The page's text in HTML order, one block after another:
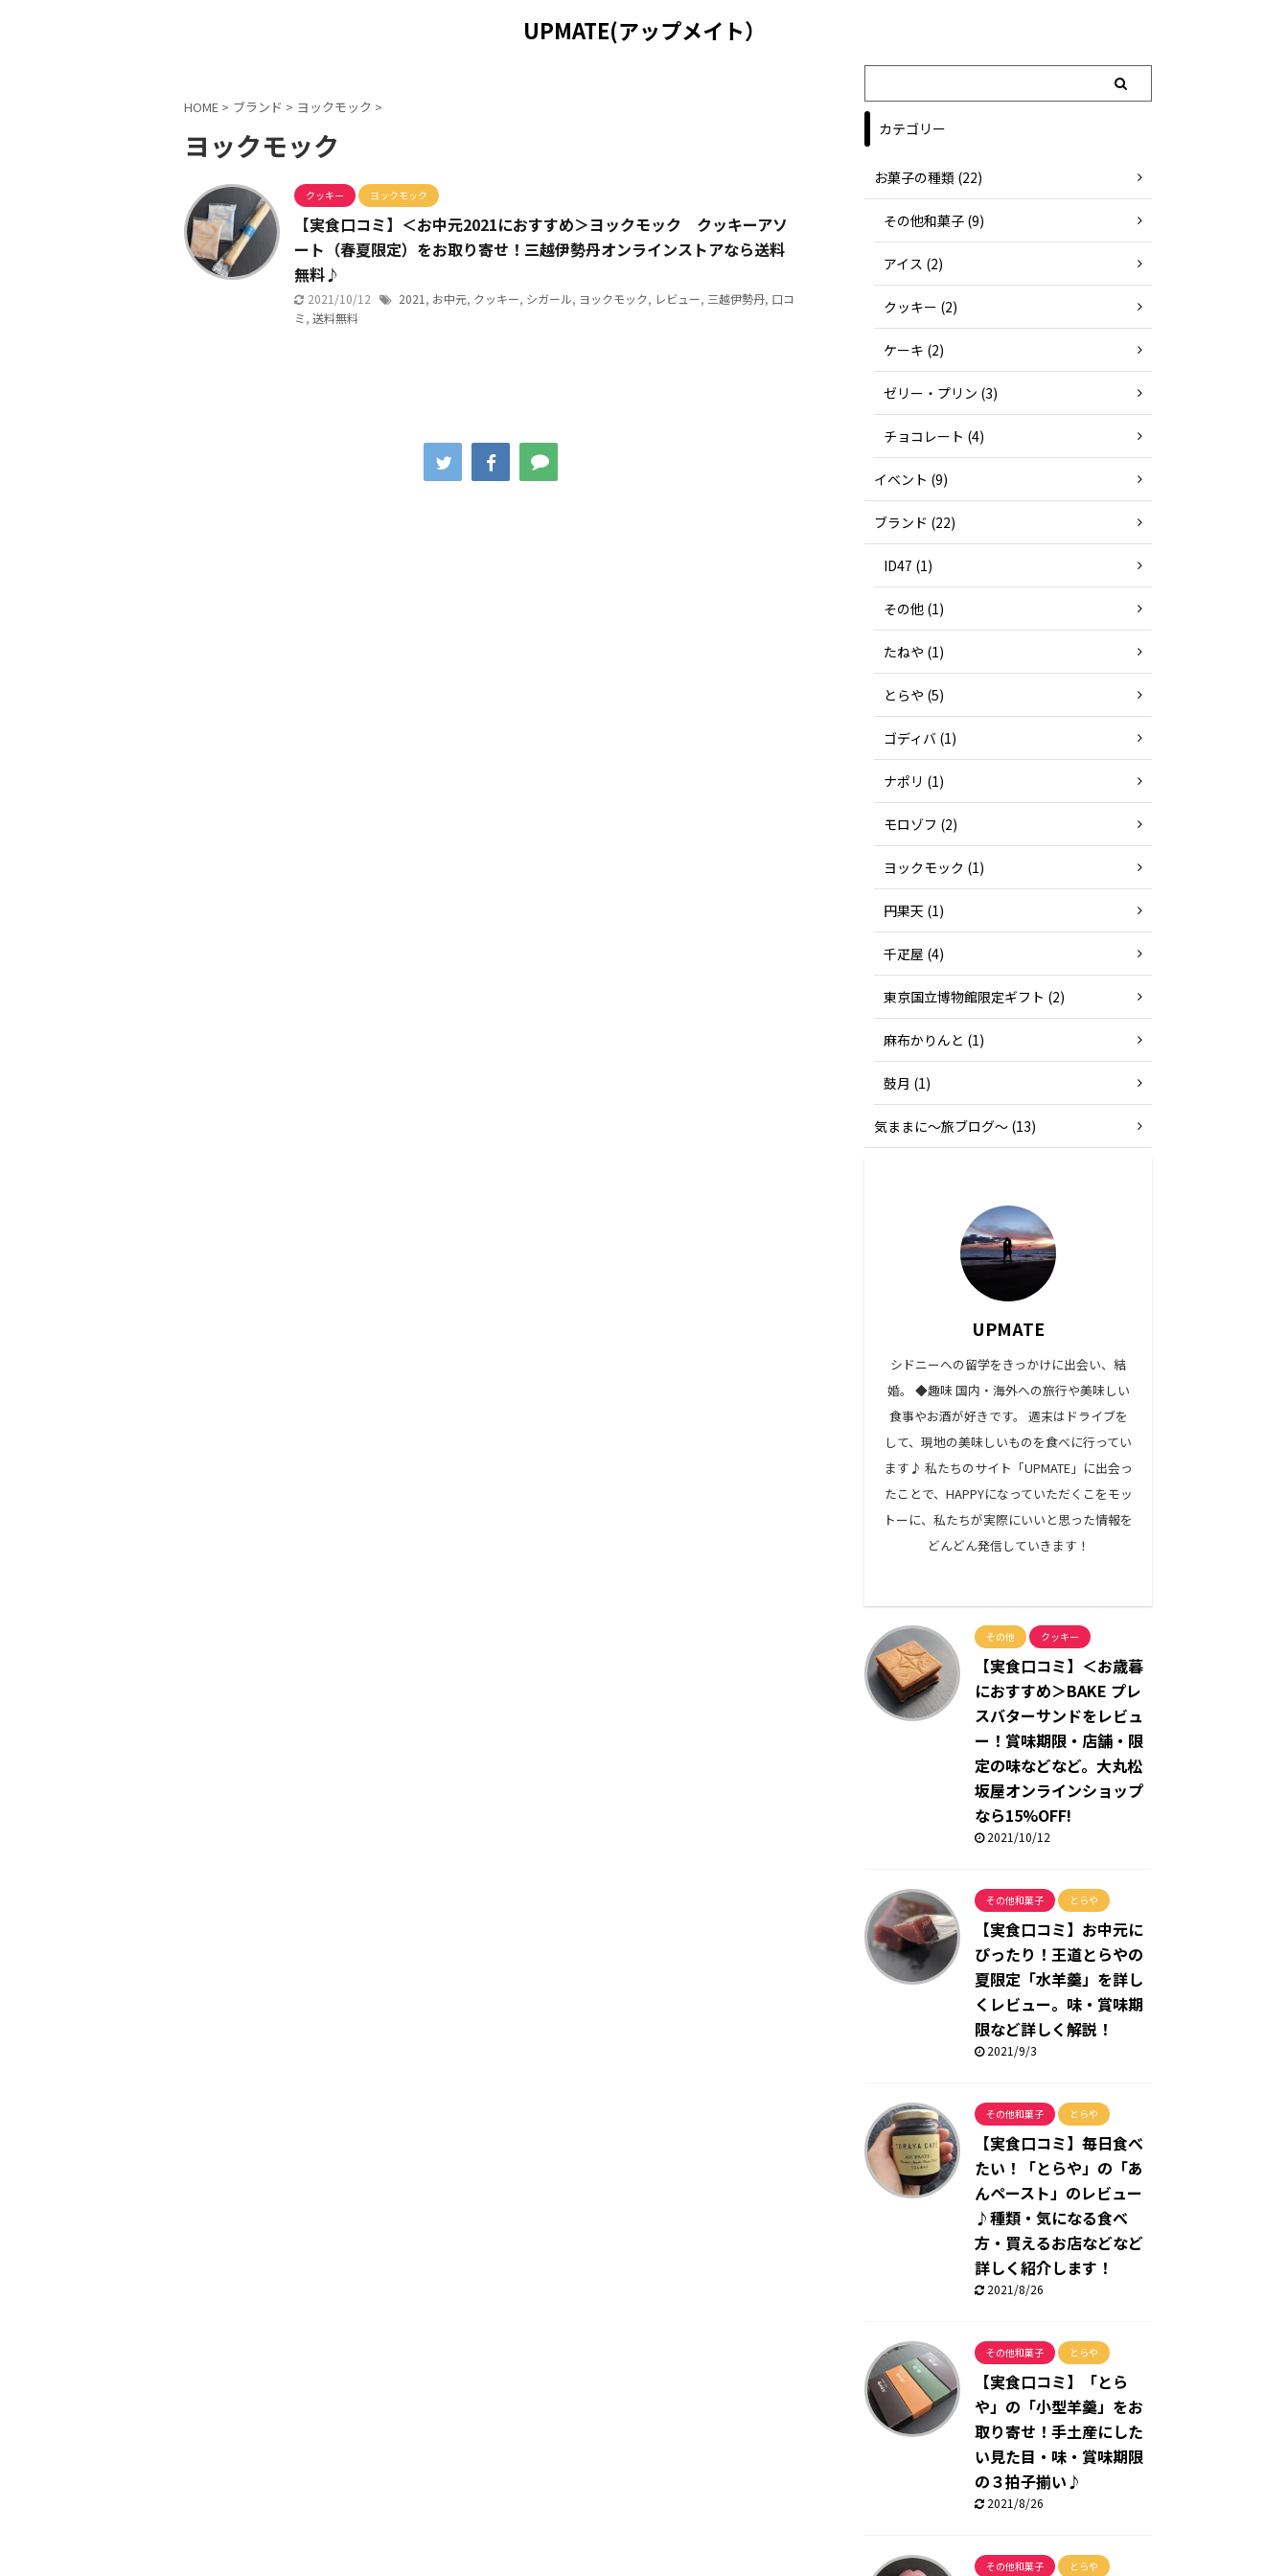
UPMATE(アップメイト）
HOME > ブランド > ヨックモック >
ヨックモック
クッキー ヨックモック
【実食口コミ】＜お中元2021におすすめ＞ヨックモック クッキーアソ
ート（春夏限定）をお取り寄せ！三越伊勢丹オンラインストアなら送料
無料♪
2021/10/12 2021 , お中元, クッキー, シガール, ヨックモック, レビュー, 三越伊勢丹, 口コ
ミ, 送料無料
カテゴリー
お菓子の種類 (22)
その他和菓子 (9)
アイス (2)
クッキー (2)
ケーキ (2)
ゼリー・プリン (3)
チョコレート (4)
イベント (9)
ブランド (22)
ID47 (1)
その他 (1)
たねや (1)
とらや (5)
ゴディバ (1)
ナポリ (1)
モロゾフ (2)
ヨックモック (1)
円果天 (1)
千疋屋 (4)
東京国立博物館限定ギフト (2)
麻布かりんと (1)
鼓月 (1)
気ままに〜旅ブログ〜 (13)
UPMATE
シドニーへの留学をきっかけに出会い、結
婚。 ◆趣味 国内・海外への旅行や美味しい
食事やお酒が好きです。 週末はドライブを
して、現地の美味しいものを食べに行ってい
ます♪ 私たちのサイト「UPMATE」に出会っ
たことで、HAPPYになっていただくこをモッ
トーに、私たちが実際にいいと思った情報を
どんどん発信していきます！
その他 クッキー
【実食口コミ】＜お歳暮
におすすめ＞BAKE プレ
スバターサンドをレビュ
ー！賞味期限・店舗・限
定の味などなど。大丸松
坂屋オンラインショップ
なら15%OFF!
2021/10/12
その他和菓子 とらや
【実食口コミ】お中元に
ぴったり！王道とらやの
夏限定「水羊羹」を詳し
くレビュー。味・賞味期
限など詳しく解説！
2021/9/3
その他和菓子 とらや
【実食口コミ】毎日食べ
たい！「とらや」の「あ
んペースト」のレビュー
♪種類・気になる食べ
方・買えるお店などなど
詳しく紹介します！
2021/8/26
その他和菓子 とらや
【実食口コミ】「とら
や」の「小型羊羹」をお
取り寄せ！手土産にした
い見た目・味・賞味期限
の３拍子揃い♪
2021/8/26
その他和菓子 とらや